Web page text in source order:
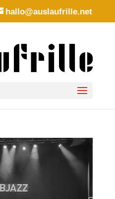
hallo@auslaufrille.net